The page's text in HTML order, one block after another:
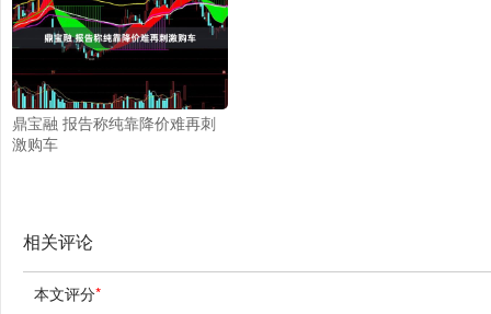
鼎宝融 报告称纯靠降价难再刺
激购车
相关评论
本文评分*